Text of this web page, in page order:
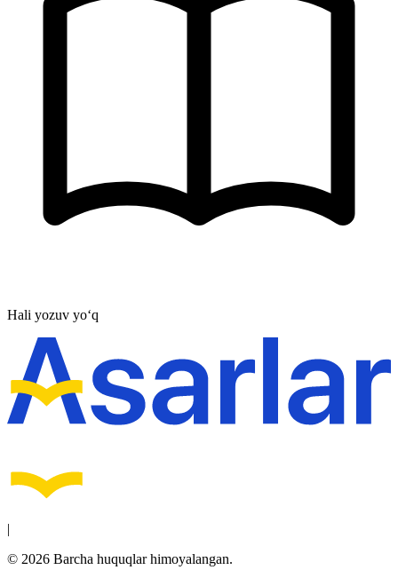
Hali yozuv yo‘q
|
© 2026 Barcha huquqlar himoyalangan.